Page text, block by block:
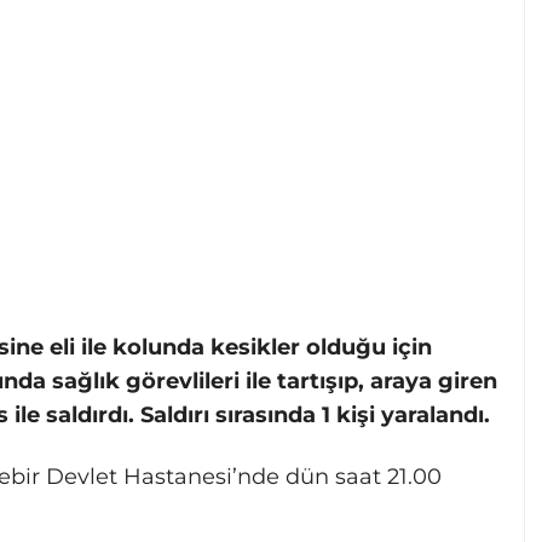
eli ile kolunda kesikler olduğu için
sağlık görevlileri ile tartışıp, araya giren
Saldırı sırasında 1 kişi yaralandı.
Devlet Hastanesi’nde dün saat 21.00